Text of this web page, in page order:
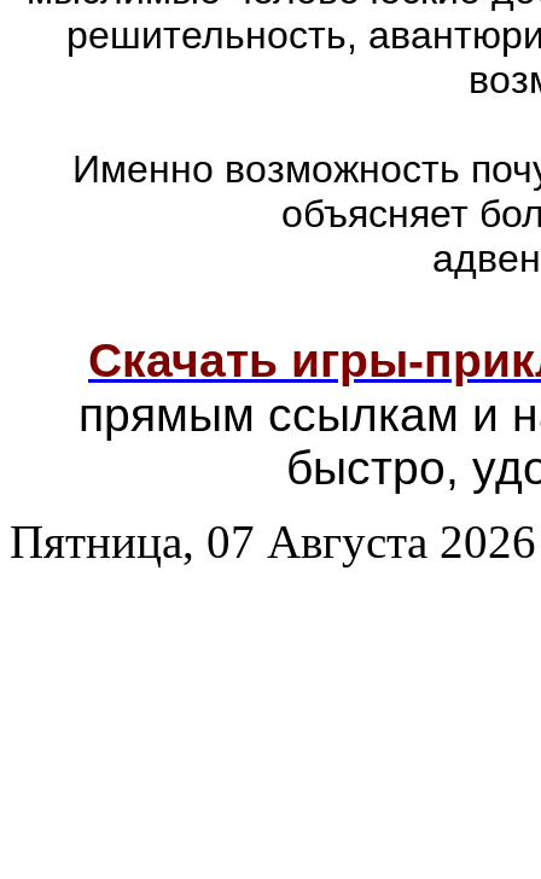
решительность,
Именно возможность
объясняет
Скачать игры-
прямым ссылкам и
быстро,
Пятница, 07 Августа 2026